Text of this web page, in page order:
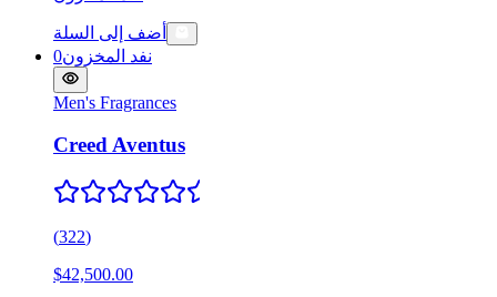
أضف إلى السلة
نفد المخزون0
Men's Fragrances
Creed Aventus
(322)
$42,500.00